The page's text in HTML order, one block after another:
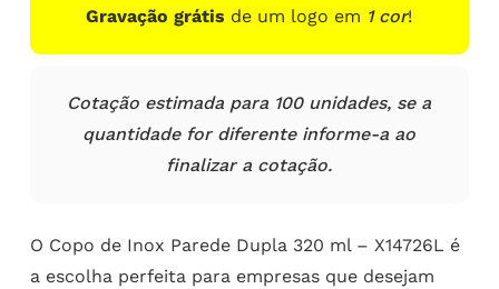
Gravação grátis de um logo em 1 cor!
Cotação estimada para 100 unidades, se a
quantidade for diferente informe-a ao
finalizar a cotação.
O Copo de Inox Parede Dupla 320 ml – X14726L é
a escolha perfeita para empresas que desejam